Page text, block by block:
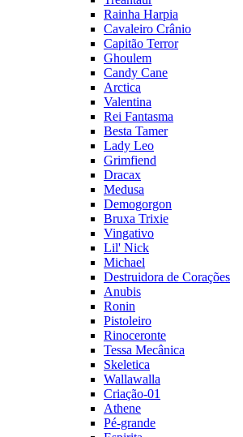
Rainha Harpia
Cavaleiro Crânio
Capitão Terror
Ghoulem
Candy Cane
Arctica
Valentina
Rei Fantasma
Besta Tamer
Lady Leo
Grimfiend
Dracax
Medusa
Demogorgon
Bruxa Trixie
Vingativo
Lil' Nick
Michael
Destruidora de Corações
Anubis
Ronin
Pistoleiro
Rinoceronte
Tessa Mecânica
Skeletica
Wallawalla
Criação-01
Athene
Pé-grande